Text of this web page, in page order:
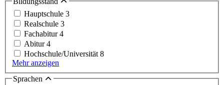
Hauptschule 3
Realschule 3
Fachabitur4
Abitur4
Hochschule/Universität8
Mehr anzeigen
Sprachen